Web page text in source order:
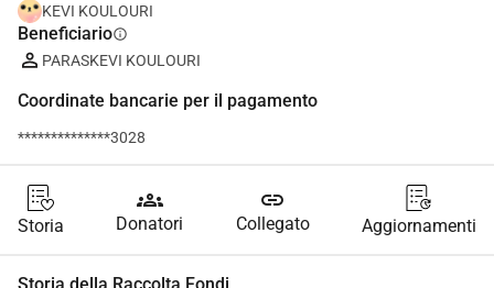
KEVI KOULOURI
Beneficiarioinfo
PARASKEVI KOULOURI
Coordinate bancarie per il pagamento
**************3028
Storia
groups
Donatori
link
Collegato Aggiornamenti